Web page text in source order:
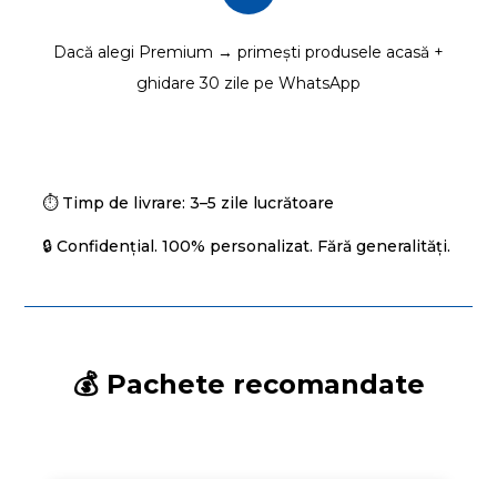
Dacă alegi Premium → primești produsele acasă +
ghidare 30 zile pe WhatsApp
⏱️ Timp de livrare: 3–5 zile lucrătoare
🔒 Confidențial. 100% personalizat. Fără generalități.
💰 Pachete recomandate